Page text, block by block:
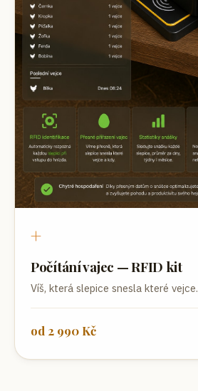
+
Počítání vajec — RFID kit
Víš, která slepice snesla které vejce.
od 2 990 Kč